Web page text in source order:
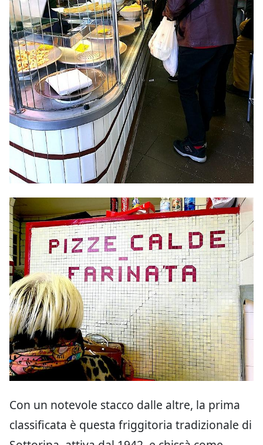
Con un notevole stacco dalle altre, la prima
classificata è questa friggitoria tradizionale di